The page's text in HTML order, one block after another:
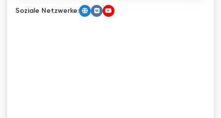
Soziale Netzwerke: